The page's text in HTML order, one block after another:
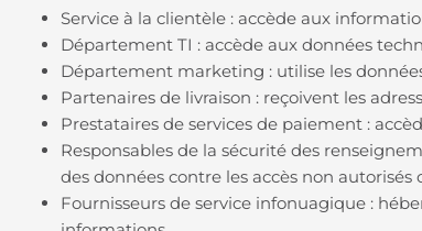
Service à la clientèle : accède aux
Département TI : accède aux données
Département marketing : utilise les
Partenaires de livraison : reçoivent les
Prestataires de services de paiement :
Responsables de la sécurité des
des données contre les accès non autorisés
Fournisseurs de service infonuagique :